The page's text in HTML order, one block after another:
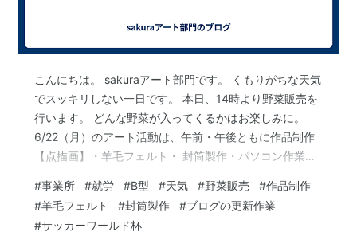
こんにちは。 sakuraアート部門です。 くもりがちな天気
でスッキリしない一日です。 本日、14時より野菜販売を
行います。 どんな野菜が入ってくるかはお楽しみに。
6/22（月）のアート活動は、午前・午後ともに作品制作
【点描画】・羊毛フェルト・ 封筒製作・パソコン作業・
と 仕事しています。 今月から【サッカーワールド杯】が
開催されています。 週末は、チュニジアとの試合でチー
ム一丸となり、勝つことができました。最後の上田選手
#事業所 #就労 #B型 #天気 #野菜販売 #作品制作
#羊毛フェルト #封筒製作 #ブログの更新作業
#サッカーワールド杯